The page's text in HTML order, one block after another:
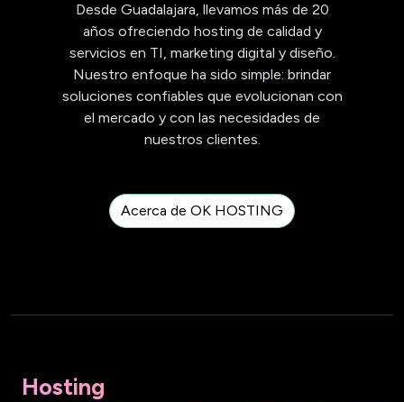
Desde Guadalajara, llevamos más de 20
años ofreciendo hosting de calidad y
servicios en TI, marketing digital y diseño.
Nuestro enfoque ha sido simple: brindar
soluciones confiables que evolucionan con
el mercado y con las necesidades de
nuestros clientes.
Acerca de OK HOSTING
Hosting